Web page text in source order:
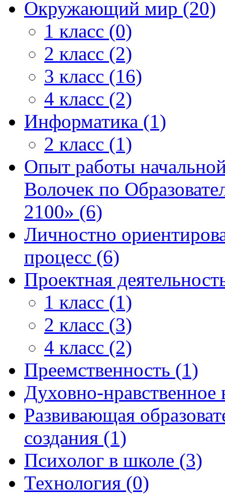
Окружающий мир (20)
1 класс (0)
2 класс (2)
3 класс (16)
4 класс (2)
Информатика (1)
2 класс (1)
Опыт работы
Волочек по
2100» (6)
Личностно
процесс (6)
Проектная
1 класс (1)
2 класс (3)
4 класс (2)
Преемственность (1)
Духовно-нравственное
Развивающая
создания (1)
Психолог в школе (3)
Технология (0)